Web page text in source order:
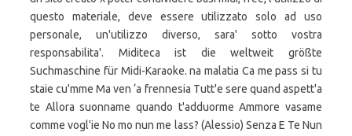
questo materiale, deve essere utilizzato solo ad uso
personale, un'utilizzo diverso, sara' sotto vostra
responsabilita'. Miditeca ist die weltweit größte
Suchmaschine für Midi-Karaoke. na malatia Ca me pass si tu
staie cu'mme Ma ven ‘a frennesia Tutt'e sere quand aspett'a
te Allora suonname quando t'adduorme Ammore vasame
comme vogl'ie No mo nun me lass? (Alessio) Senza E Te Nun